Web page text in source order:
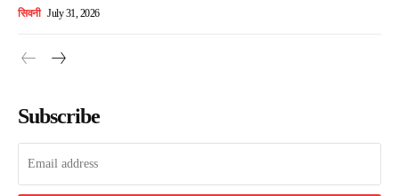
सिवनी July 31, 2026
Subscribe